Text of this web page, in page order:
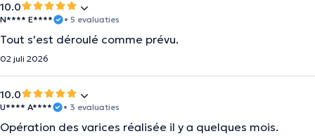
10.0
N**** E**** • 5 evaluaties
Tout s'est déroulé comme prévu.
02 juli 2026
10.0
U**** A**** • 3 evaluaties
Opération des varices réalisée il y a quelques mois.